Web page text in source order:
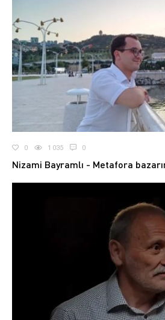
0 1 035 0
Nizami Bayramlı - Metafora